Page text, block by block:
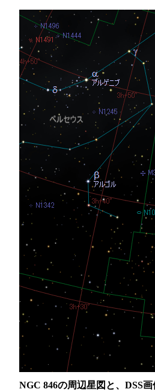
NGC 846の周辺星図と、DSS